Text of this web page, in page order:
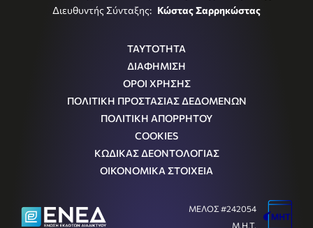
Διευθυντής Σύνταξης: Κώστας Σαρρηκώστας
ΤΑΥΤΟΤΗΤΑ
ΔΙΑΦΗΜΙΣΗ
ΟΡΟΙ ΧΡΗΣΗΣ
ΠΟΛΙΤΙΚΗ ΠΡΟΣΤΑΣΙΑΣ ΔΕΔΟΜΕΝΩΝ
ΠΟΛΙΤΙΚΗ ΑΠΟΡΡΗΤΟΥ
COOKIES
ΚΩΔΙΚΑΣ ΔΕΟΝΤΟΛΟΓΙΑΣ
ΟΙΚΟΝΟΜΙΚΑ ΣΤΟΙΧΕΙΑ
ΜΕΛΟΣ #242054
Μ.Η.Τ.